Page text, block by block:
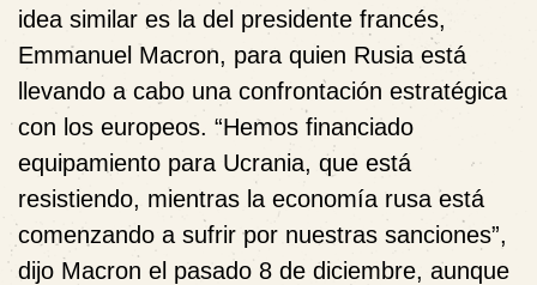
idea similar es la del presidente francés,
Emmanuel Macron, para quien Rusia está
llevando a cabo una confrontación estratégica
con los europeos. “Hemos financiado
equipamiento para Ucrania, que está
resistiendo, mientras la economía rusa está
comenzando a sufrir por nuestras sanciones”,
dijo Macron el pasado 8 de diciembre, aunque